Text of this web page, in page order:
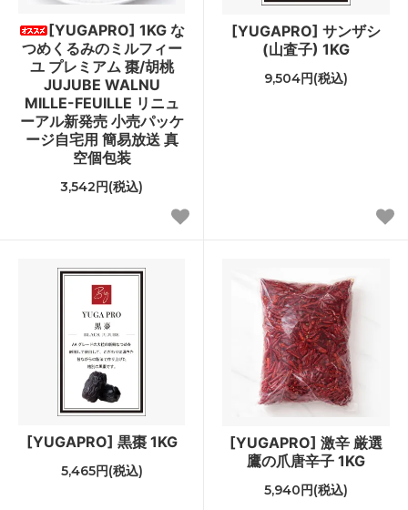
[YUGAPRO] 1KG な
つめくるみのミルフィー
ユ プレミアム 棗/胡桃
JUJUBE WALNU
MILLE-FEUILLE リニュ
ーアル新発売 小売パッケ
ージ自宅用 簡易放送 真
空個包装
3,542円(税込)
[YUGAPRO] サンザシ
(山査子) 1KG
9,504円(税込)
[YUGAPRO] 黒棗 1KG
5,465円(税込)
[YUGAPRO] 激辛 厳選
鷹の爪唐辛子 1KG
5,940円(税込)